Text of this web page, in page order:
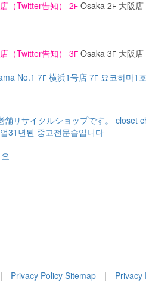
（Twitter告知） 2F Osaka 2F 大阪店
（Twitter告知） 3F Osaka 3F 大阪店
No.1 7F 横浜1号店 7F 요코하마1
リサイクルショップです。 closet
31년된 중고전문숍입니다
Privacy Policy Sitemap | Privacy